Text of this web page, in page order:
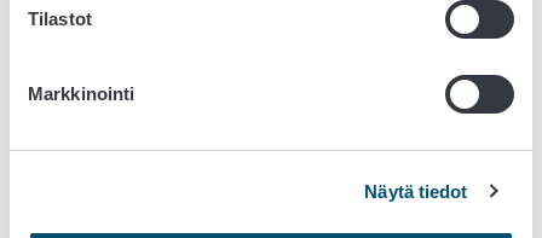
Tilastot
Markkinointi
Näytä tiedot
kuukausina. Tutkimustavoitteiden saavuttaminen
isojen broileriteurastamoiden omavalvontaohjelmiin.
Kampylobakteeriomavalvonta tarkastettiin vuonna 2025